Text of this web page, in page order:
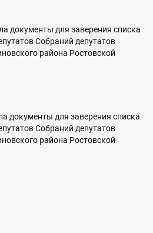
документы для заверения списка
Собраний депутатов
района Ростовской
документы для заверения списка
Собраний депутатов
района Ростовской